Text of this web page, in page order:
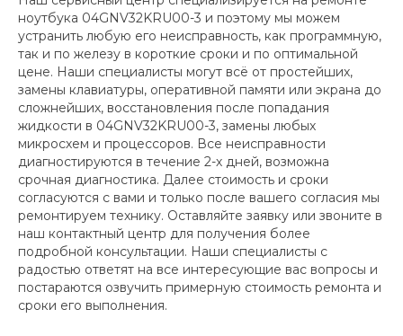
ноутбука 04GNV32KRU00-3 и поэтому мы можем
устранить любую его неисправность, как программную,
так и по железу в короткие сроки и по оптимальной
цене. Наши специалисты могут всё от простейших,
замены клавиатуры, оперативной памяти или экрана до
сложнейших, восстановления после попадания
жидкости в 04GNV32KRU00-3, замены любых
микросхем и процессоров. Все неисправности
диагностируются в течение 2-х дней, возможна
срочная диагностика. Далее стоимость и сроки
согласуются с вами и только после вашего согласия мы
ремонтируем технику. Оставляйте заявку или звоните в
наш контактный центр для получения более
подробной консультации. Наши специалисты с
радостью ответят на все интересующие вас вопросы и
постараются озвучить примерную стоимость ремонта и
сроки его выполнения.